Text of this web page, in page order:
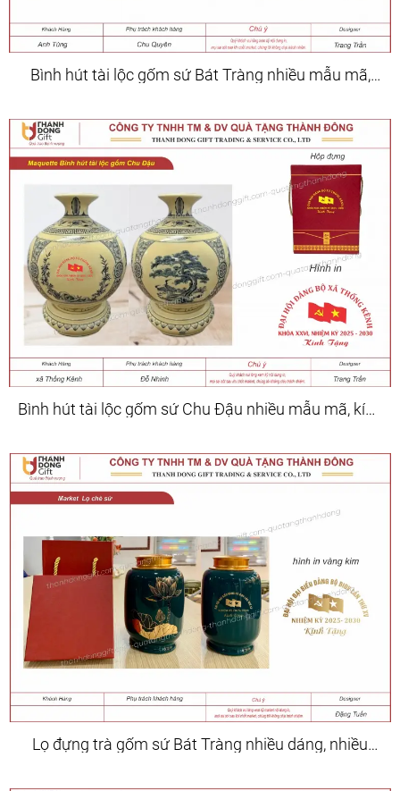
Bình hút tài lộc gốm sứ Bát Tràng nhiều mẫu mã,
Bình hút tài lộc gốm sứ Chu Đậu nhiều mẫu mã, kích
Lọ đựng trà gốm sứ Bát Tràng nhiều dáng, nhiều